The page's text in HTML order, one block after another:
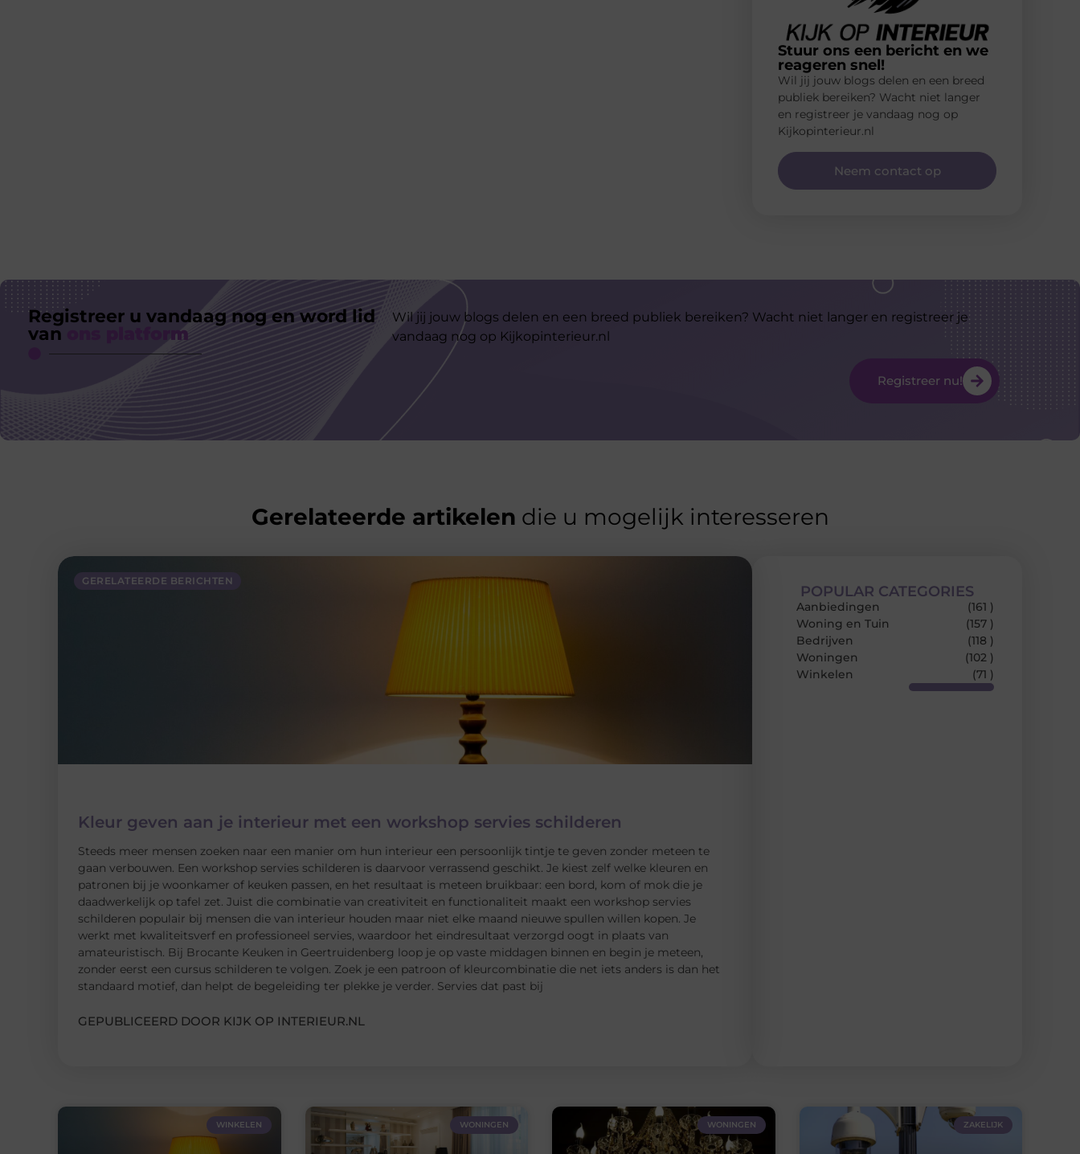
Stuur ons een bericht en we
reageren snel!
Wil jij jouw blogs delen en een breed
publiek bereiken? Wacht niet langer
en registreer je vandaag nog op
Kijkopinterieur.nl
Neem contact op
Registreer u vandaag nog en word lid
van
ons platform
Wil jij jouw blogs delen en een breed publiek bereiken? Wacht niet langer en registreer je
vandaag nog op Kijkopinterieur.nl
Registreer nu!
Gerelateerde artikelen die u mogelijk interesseren
GERELATEERDE BERICHTEN
Kleur geven aan je interieur met een workshop servies schilderen
Steeds meer mensen zoeken naar een manier om hun interieur een persoonlijk tintje te geven zonder meteen te
gaan verbouwen. Een workshop servies schilderen is daarvoor verrassend geschikt. Je kiest zelf welke kleuren en
patronen bij je woonkamer of keuken passen, en het resultaat is meteen bruikbaar: een bord, kom of mok die je
daadwerkelijk op tafel zet. Juist die combinatie van creativiteit en functionaliteit maakt een workshop servies
schilderen populair bij mensen die van interieur houden maar niet elke maand nieuwe spullen willen kopen. Je
werkt met kwaliteitsverf en professioneel servies, waardoor het eindresultaat verzorgd oogt in plaats van
amateuristisch. Bij Brocante Keuken in Geertruidenberg loop je op vaste middagen binnen en begin je meteen,
zonder eerst een cursus schilderen te volgen. Zoek je een patroon of kleurcombinatie die net iets anders is dan het
standaard motief, dan helpt de begeleiding ter plekke je verder. Servies dat past bij
GEPUBLICEERD DOOR KIJK OP INTERIEUR.NL
POPULAR CATEGORIES
Aanbiedingen
(161 )
Woning en Tuin
(157 )
Bedrijven
(118 )
Woningen
(102 )
Winkelen
(71 )
WINKELEN WONINGEN WONINGEN ZAKELIJK